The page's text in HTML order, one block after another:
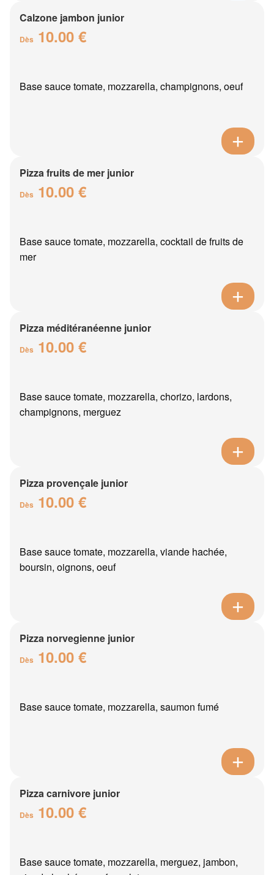
Calzone jambon junior
Dès 10.00 €
Base sauce tomate, mozzarella, champignons, oeuf
Pizza fruits de mer junior
Dès 10.00 €
Base sauce tomate, mozzarella, cocktail de fruits de
mer
Pizza méditéranéenne junior
Dès 10.00 €
Base sauce tomate, mozzarella, chorizo, lardons,
champignons, merguez
Pizza provençale junior
Dès 10.00 €
Base sauce tomate, mozzarella, viande hachée,
boursin, oignons, oeuf
Pizza norvegienne junior
Dès 10.00 €
Base sauce tomate, mozzarella, saumon fumé
Pizza carnivore junior
Dès 10.00 €
Base sauce tomate, mozzarella, merguez, jambon,